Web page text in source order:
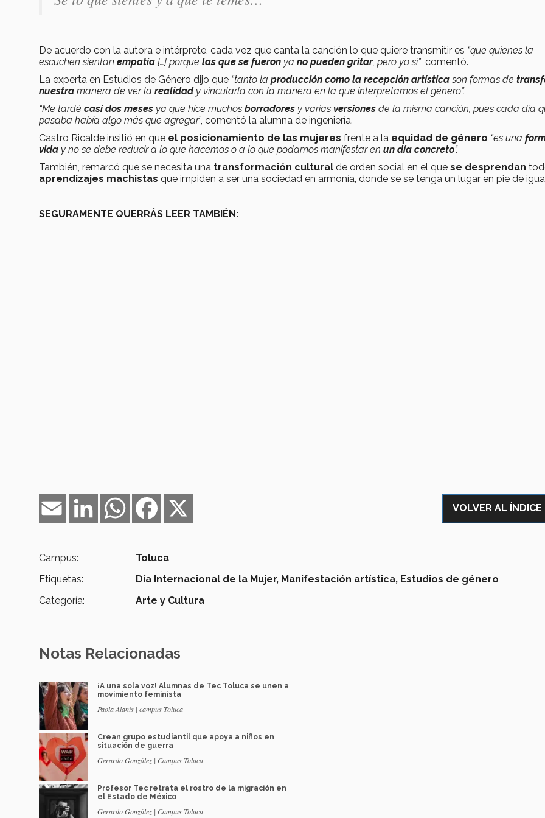
De acuerdo con la autora e intérprete, cada vez que canta la canción lo que quiere transmitir es “que quienes la
escuchen sientan empatía […] porque las que se fueron ya no pueden gritar, pero yo sí”, comentó.
La experta en Estudios de Género dijo que “tanto la producción como la recepción artísticason formas de
nuestra manera de ver la realidady vincularla con la manera en la que interpretamos el género”.
“Me tardé casi dos meses ya que hice muchos borradores y varias versiones de la misma canción, pues cada día
pasaba había algo más que agregar”, comentó la alumna de ingeniería.
Castro Ricalde insitió en que el posicionamiento de las mujeres frente a la equidad de género “es una
vida y no se debe reducir a lo que hacemos o a lo que podamos manifestar en un día concreto”.
También, remarcó que se necesita una transformación cultural de orden social en el que se desprendan
aprendizajes machistas que impiden a ser una sociedad en armonía, donde se se tenga un lugar en pie de
SEGURAMENTE QUERRÁS LEER TAMBIÉN:
Facebook
WhatsApp
LinkedIn
Email
VOLVER AL ÍNDICE
Campus:
Toluca
Etiquetas:
Día Internacional de la Mujer, Manifestación artística, Estudios de género
Categoría:
Arte y Cultura
Notas Relacionadas
¡A una sola voz! Alumnas de Tec Toluca se unen a
movimiento feminista
Paola Alanís | campus Toluca
Crean grupo estudiantil que apoya a niños en
situación de guerra
Gerardo González | Campus Toluca
Profesor Tec retrata el rostro de la migración en
el Estado de México
Gerardo González | Campus Toluca